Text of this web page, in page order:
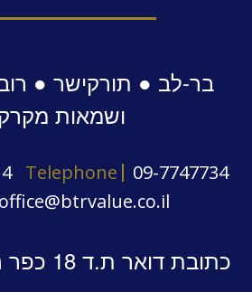
בר-לב ● תורקישר ●
ושמאות
Telephone
09-7747734
office@btrvalue.co.il
כתובת דואר ת.ד 18 כפר חיים, 4294500